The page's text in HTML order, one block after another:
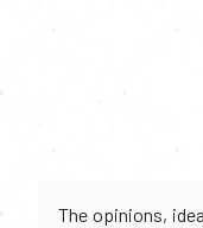
The opinions,